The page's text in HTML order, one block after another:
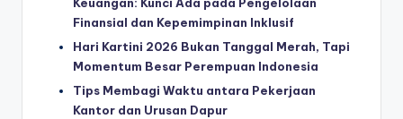
Finansial dan Kepemimpinan Inklusif
Hari Kartini 2026 Bukan Tanggal Merah, Tapi
Momentum Besar Perempuan Indonesia
Tips Membagi Waktu antara Pekerjaan
Kantor dan Urusan Dapur